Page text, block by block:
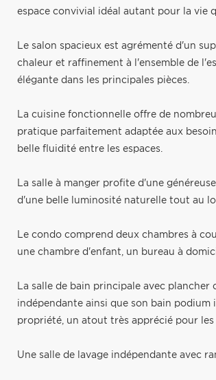
espace convivial idéal autant pour la vie
Le salon spacieux est agrémenté d'un
chaleur et raffinement à l'ensemble de
élégante dans les principales pièces.
La cuisine fonctionnelle offre de
pratique parfaitement adaptée aux
belle fluidité entre les espaces.
La salle à manger profite d'une
d'une belle luminosité naturelle tout au
Le condo comprend deux chambres à
une chambre d'enfant, un bureau à
La salle de bain principale avec plancher
indépendante ainsi que son bain
propriété, un atout très apprécié pour
Une salle de lavage indépendante avec